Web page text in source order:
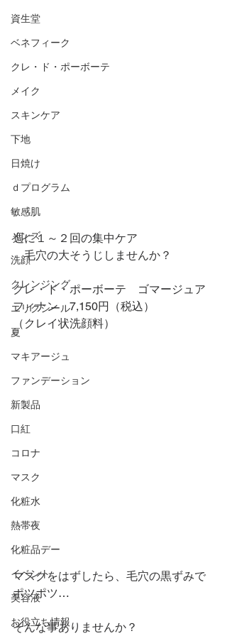
資生堂
ベネフィーク
クレ・ド・ポーボーテ
メイク
スキンケア
下地
日焼け
ｄプログラム
敏感肌
メンズ
洗顔
クレンジング
エリクシール
夏
マキアージュ
ファンデーション
新製品
口紅
コロナ
マスク
化粧水
熱帯夜
化粧品デー
イベント
美容液
お役立ち情報
週に１～２回の集中ケア
毛穴の大そうじしませんか？
クレ・ド・ポーボーテ　ゴマージュア
フィナン　7,150円（税込）
（クレイ状洗顔料）
マスクをはずしたら、毛穴の黒ずみで
ポツポツ…
そんな事ありませんか？